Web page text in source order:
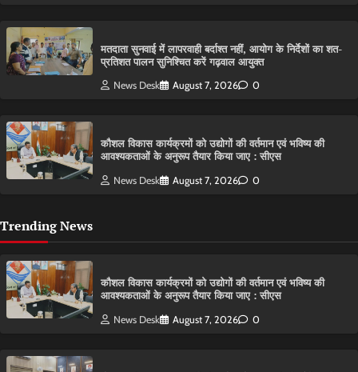
मतदाता सुनवाई में लापरवाही बर्दाश्त नहीं, आयोग के निर्देशों का शत-
प्रतिशत पालन सुनिश्चित करें गढ़वाल आयुक्त
News Desk August 7, 2026 0
कौशल विकास कार्यक्रमों को उद्योगों की वर्तमान एवं भविष्य की
आवश्यकताओं के अनुरूप तैयार किया जाए : सीएस
News Desk August 7, 2026 0
Trending News
कौशल विकास कार्यक्रमों को उद्योगों की वर्तमान एवं भविष्य की
आवश्यकताओं के अनुरूप तैयार किया जाए : सीएस
News Desk August 7, 2026 0